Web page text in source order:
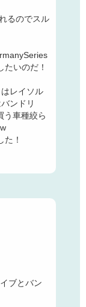
るのでスル
いのだ！
レイソル
ンドリ
う車種絞ら
！
ブとバン